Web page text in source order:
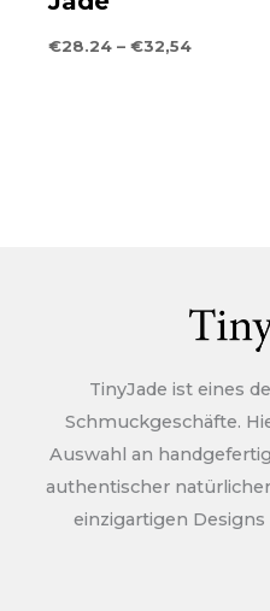
den Kundendienst. Wir
€28.24 – €32,54
TinyJade ist eines
Schmuckgeschäfte.
Auswahl an
authentischer
einzigartigen